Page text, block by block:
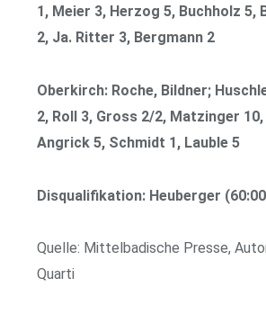
1, Meier 3, Herzog 5, Buchholz 5,
2, Ja. Ritter 3, Bergmann 2
Oberkirch: Roche, Bildner;
2, Roll 3, Gross 2/2, Matzinger
Angrick 5, Schmidt 1, Lauble 5
Disqualifikation: Heuberger
Quelle: Mittelbadische Presse,
Quarti